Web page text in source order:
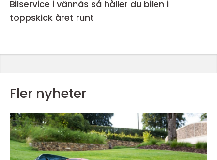
Bilservice i vännäs så håller du bilen i
toppskick året runt
Fler nyheter